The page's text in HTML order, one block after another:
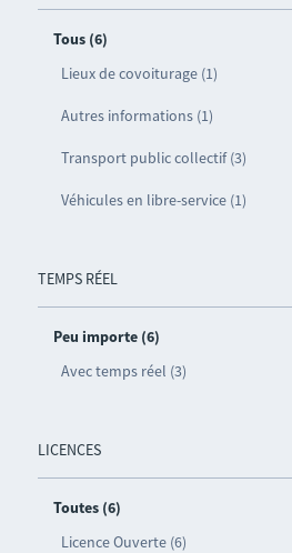
Tous (6)
Lieux de covoiturage (1)
Autres informations (1)
Transport public collectif (3)
Véhicules en libre-service (1)
TEMPS RÉEL
Peu importe (6)
Avec temps réel (3)
LICENCES
Toutes (6)
Licence Ouverte (6)